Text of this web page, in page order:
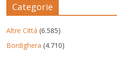
Categorie
Altre Città (6.585)
Bordighera (4.710)